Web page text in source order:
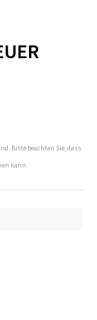
Bitte beachten Sie, dass
kann.